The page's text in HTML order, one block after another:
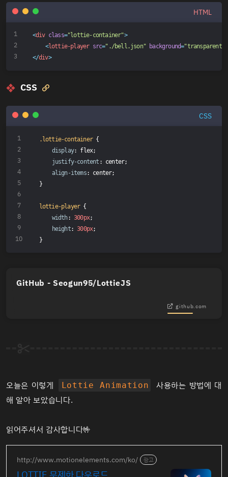
HTML
<div class="lottie-container">
<lottie-player src="./bell.json" background="transparent"
</div>
CSS 
CSS
.lottie-container {
display: flex;
justify-content : center;
align-items: center;
}
lottie-player {
width: 300px;
height: 300px;
}
GitHub - Seogun95/LottieJS
github.com
오늘은 이렇게 Lottie Animation
사용하는 방법에 대
해 알아 보았습니다.
읽어주셔서 감사합니다🤟
http://www.motionelements.com/ko/ 광고